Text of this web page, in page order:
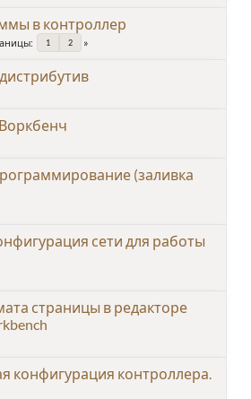
в контроллер
1 2
(заливка
сети для работы
страницы в редакторе
конфигурация контроллера.